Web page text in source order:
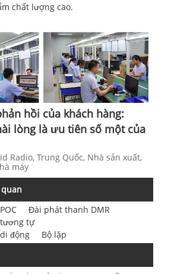
chất lượng cao.
hồi của khách hàng:
lòng là ưu tiên số một của
Radio, Trung Quốc, Nhà sản xuất,
máy
Đài phát thanh DMR
tự
động
Bộ lặp